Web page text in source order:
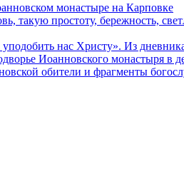
монастыре на Карповке
такую простоту, бережность,
нас Христу». Из
Иоанновского монастыря в
обители и фрагменты